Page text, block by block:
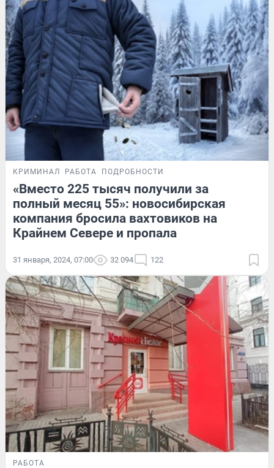
КРИМИНАЛ РАБОТА ПОДРОБНОСТИ
«Вместо 225 тысяч получили за
полный месяц 55»: новосибирская
компания бросила вахтовиков на
Крайнем Севере и пропала
31 января, 2024, 07:00 32 094 122
РАБОТА